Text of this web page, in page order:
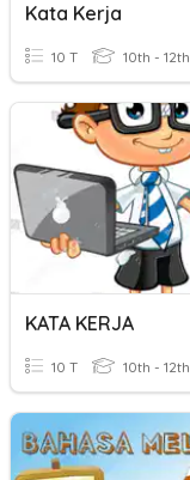
Kata Kerja
10 T 10th - 12th
KATA KERJA
10 T 10th - 12th